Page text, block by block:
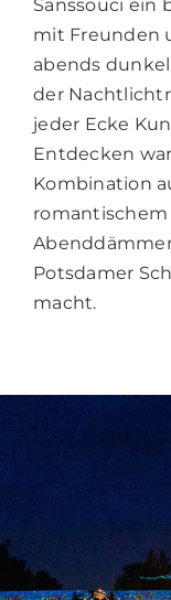
Sanssouci ein
mit Freunden
abends
der
jeder Ecke
Entdecken
Kombination
romantischem
Potsdamer
macht.